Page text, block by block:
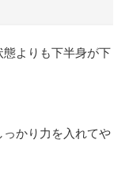
よりも下半身が下
かり力を入れてや